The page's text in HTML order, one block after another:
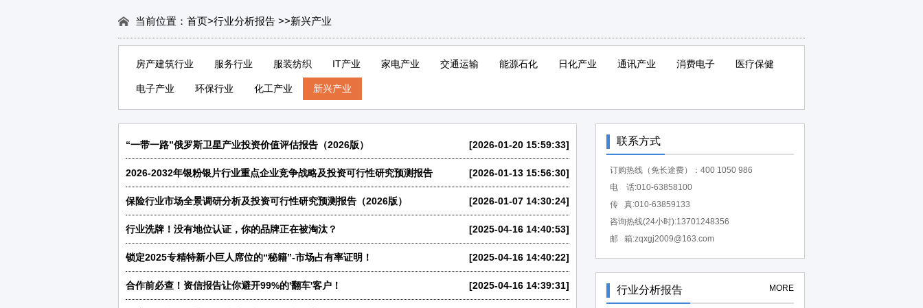
当前位置： 首页>行业分析报告 >>新兴产业
房产建筑行业 服务行业 服装纺织 IT产业 家电产业 交通运输 能源石化 日化产业 通讯产业 消费电子 医疗保健
电子产业 环保行业 化工产业 新兴产业
“一带一路”俄罗斯卫星产业投资价值评估报告（2026版） [2026-01-20 15:59:33]
2026-2032年银粉银片行业重点企业竞争战略及投资可行性研究预测报告 [2026-01-13 15:56:30]
保险行业市场全景调研分析及投资可行性研究预测报告（2026版） [2026-01-07 14:30:24]
行业洗牌！没有地位认证，你的品牌正在被淘汰？ [2025-04-16 14:40:53]
锁定2025专精特新小巨人席位的“秘籍”-市场占有率证明！ [2025-04-16 14:40:22]
合作前必查！资信报告让你避开99%的'翻车'客户！ [2025-04-16 14:39:31]
联系方式
订购热线（免长途费）：400 1050 986
电 话:010-63858100
传 真:010-63859133
咨询热线(24小时):13701248356
邮 箱:zqxgj2009@163.com
行业分析报告 MORE